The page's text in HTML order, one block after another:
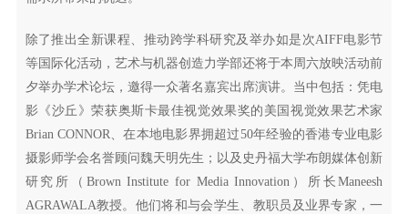
除了推出全新课程、推动跨学科研究及举办如是次AIFF电影节
等国际化活动，艺术与机器创造力学部还将于本周六放映活动前
夕举办学术论坛，邀得一众著名嘉宾出席演讲。当中包括：凭电
影《沙丘》荣获奥斯卡最佳视觉效果奖的美国视觉效果艺术家
Brian CONNOR、在本地电影界拥超过50年经验的香港专业电影
摄影师学会名誉顾问魏天明先生；以及史丹福大学布朗媒体创新
研究所（Brown Institute for Media Innovation）所长Maneesh
AGRAWALA教授。他们将和与会学生、教职员及业界专家，一